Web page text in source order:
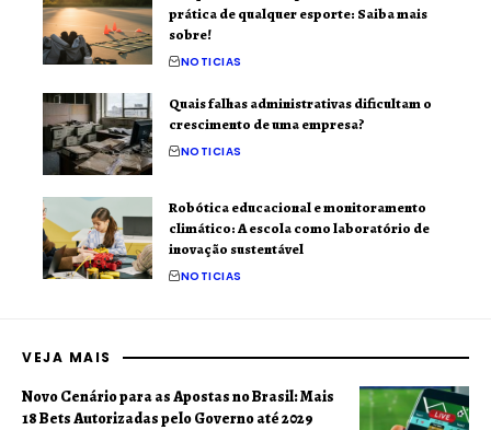
prática de qualquer esporte: Saiba mais
sobre!
NOTICIAS
Quais falhas administrativas dificultam o
crescimento de uma empresa?
NOTICIAS
Robótica educacional e monitoramento
climático: A escola como laboratório de
inovação sustentável
NOTICIAS
VEJA MAIS
Novo Cenário para as Apostas no Brasil: Mais
18 Bets Autorizadas pelo Governo até 2029